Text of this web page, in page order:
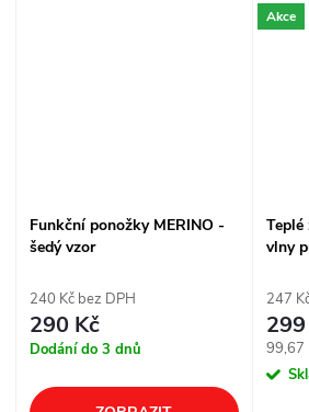
Funkční ponožky MERINO -
šedý vzor
240 Kč bez DPH
290 Kč
Dodání do 3 dnů
Akce
Teplé
vlny
247
Měrná
cena:
99,67